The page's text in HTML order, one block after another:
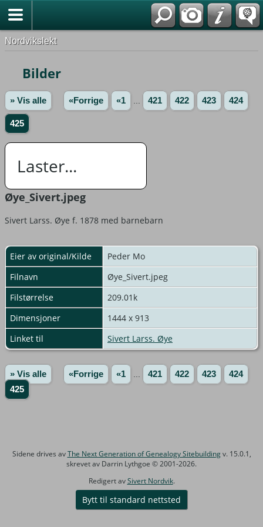
Nordvikslekt
Bilder
» Vis alle «Forrige «1 421 422 423 424
425
Laster...
Øye_Sivert.jpeg
Sivert Larss. Øye f. 1878 med barnebarn
Eier av original/Kilde
Peder Mo
Filnavn
Øye_Sivert.jpeg
Filstørrelse
209.01k
Dimensjoner
1444 x 913
Linket til
Sivert Larss. Øye
» Vis alle «Forrige «1 421 422 423
424
425
Sidene drives avThe Next Generation of Genealogy Sitebuildingv. 15.0.1,
skrevet av Darrin Lythgoe © 2001-2026.
Redigert avSivert Nordvik.
Bytt til standard nettsted